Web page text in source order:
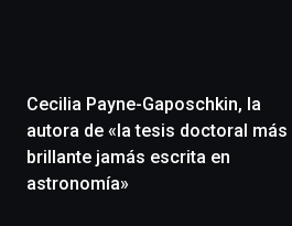
monólogos,
exposiciones,
docufórums
y
Cecilia Payne-Gaposchkin, la
autora de «la tesis doctoral más
brillante jamás escrita en
astronomía»